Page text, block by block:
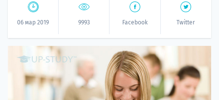
06 мар 2019 9993 Facebook Twitter